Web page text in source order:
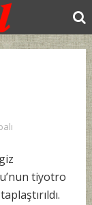
tiyotro